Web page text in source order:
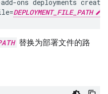
ons deployments create
=DEPLOYMENT_FILE_PATH
替换为部署文件的路